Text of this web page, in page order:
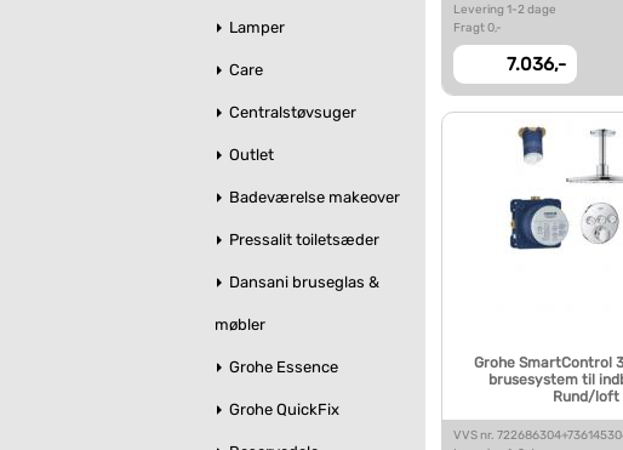
Lamper
Care
Centralstøvsuger
Outlet
Badeværelse makeover
Pressalit toiletsæder
Dansani bruseglas &
møbler
Grohe Essence
Grohe QuickFix
Levering 1-2 dage
Fragt 0,-
7.036,-
Grohe SmartControl
brusesystem til
Rund/loft
VVS nr.